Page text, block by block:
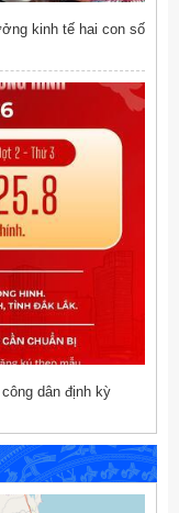
kinh tế hai con số
dân định kỳ